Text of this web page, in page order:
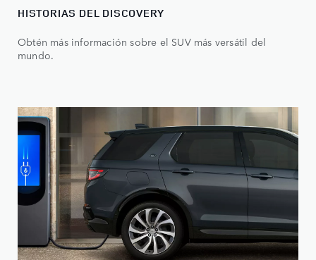
HISTORIAS DEL DISCOVERY
Obtén más información sobre el SUV más versátil del
mundo.